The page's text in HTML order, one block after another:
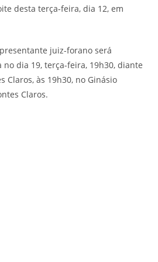
desta terça-feira, dia 12, em
juiz-forano será
no dia 19, terça-feira, 19h30, diante
Claros, às 19h30, no Ginásio
Claros.